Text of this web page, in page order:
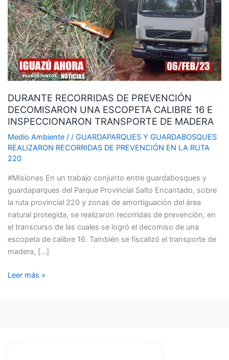
DURANTE RECORRIDAS DE PREVENCIÓN
DECOMISARON UNA ESCOPETA CALIBRE 16 E
INSPECCIONARON TRANSPORTE DE MADERA
Medio Ambiente/ / GUARDAPARQUES Y GUARDABOSQUES
REALIZARON RECORRIDAS DE PREVENCIÓN EN LA RUTA
220
#Misiones En un trabajo conjunto entre guardabosques y
guardaparques del Parque Provincial Salto Encantado, sobre
la ruta provincial 220 y zonas de amortiguación del área
natural protegida, se realizaron recorridas de prevención, en
el transcurso de las cuales se logró el decomiso de una
escopeta de calibre 16. También se fiscalizó el transporte de
madera, […]
PREVENCIÓN
DECOMISARON
UNA
ESCOPETA
CALIBRE
16
INSPECCIONARON
TRANSPORTE
DE
MADERA
Leer más »